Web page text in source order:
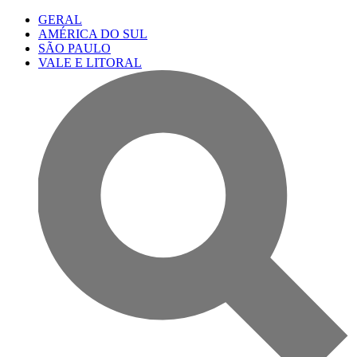
GERAL
AMÉRICA DO SUL
SÃO PAULO
VALE E LITORAL